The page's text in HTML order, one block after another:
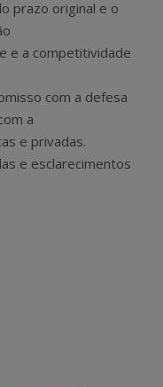
prazo original e o
e a competitividade
com a defesa
a
e privadas.
e esclarecimentos